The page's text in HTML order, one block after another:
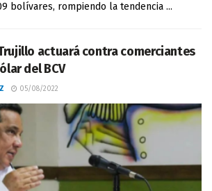
bolívares, rompiendo la tendencia ...
actuará contra comerciantes
del BCV
05/08/2022